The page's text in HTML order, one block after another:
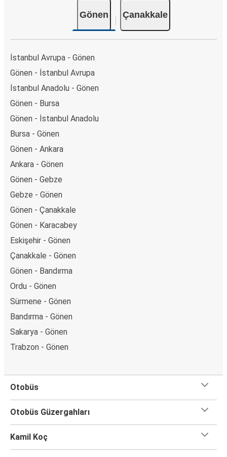
Gönen Çanakkale
İstanbul Avrupa - Gönen
Gönen - İstanbul Avrupa
İstanbul Anadolu - Gönen
Gönen - Bursa
Gönen - İstanbul Anadolu
Bursa - Gönen
Gönen - Ankara
Ankara - Gönen
Gönen - Gebze
Gebze - Gönen
Gönen - Çanakkale
Gönen - Karacabey
Eskişehir - Gönen
Çanakkale - Gönen
Gönen - Bandırma
Ordu - Gönen
Sürmene - Gönen
Bandırma - Gönen
Sakarya - Gönen
Trabzon - Gönen
Otobüs
Otobüs Güzergahları
Kamil Koç